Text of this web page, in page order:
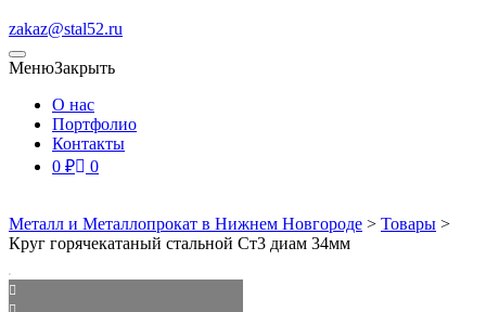
zakaz@stal52.ru
МенюЗакрыть
О нас
Портфолио
Контакты
0 ₽ 0
Металл и Металлопрокат в Нижнем Новгороде > Товары >
Круг горячекатаный стальной Ст3 диам 34мм